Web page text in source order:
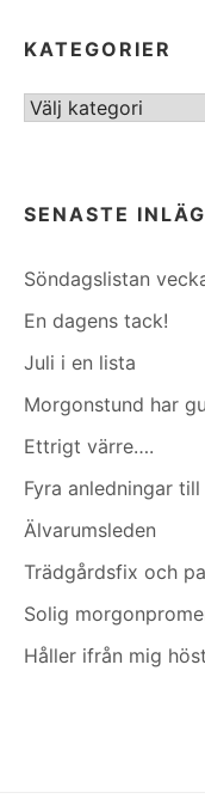
KATEGORIER
Kategorier
SENASTE
Söndagslistan
En dagens tack!
Juli i en lista
Morgonstund har
Ettrigt värre….
Fyra anledningar
Älvarumsleden
Trädgårdsfix och
Solig
Håller ifrån mig